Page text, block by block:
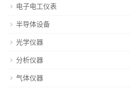
电子电工仪表
半导体设备
光学仪器
分析仪器
气体仪器